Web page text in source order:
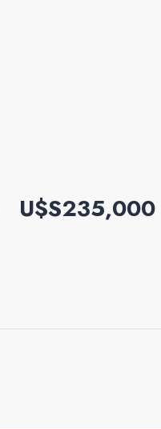
U$S235,000